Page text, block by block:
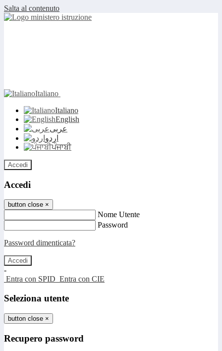
Salta al contenuto
Italiano
Italiano
English
عربى
اردو
ਪੰਜਾਬੀ
Accedi
Accedi
button close ×
Nome Utente
Password
Password dimenticata?
-
Entra con SPID Entra con CIE
Seleziona utente
button close ×
Recupero password